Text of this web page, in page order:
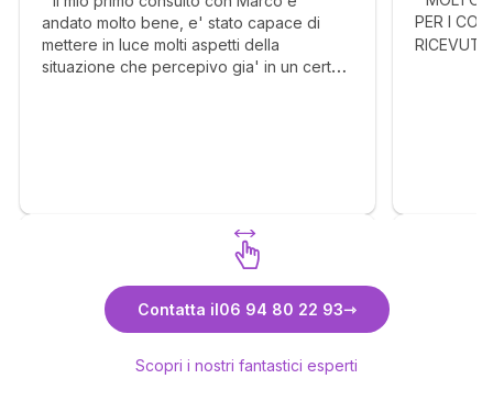
andato molto bene, e' stato capace di
mettere in luce molti aspetti della
situazione che percepivo gia' in un certo
PER I
Contatta il06 94 80 22 93
Scopri i nostri fantastici esperti